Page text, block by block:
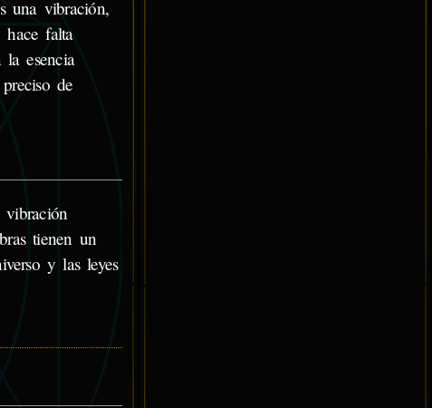
una vibración,
falta
esencia
de
tienen un
y las leyes